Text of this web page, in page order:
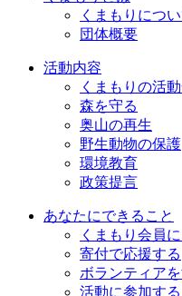
くまもりにつ
団体概要
活動内容
くまもりの活
森を守る
奥山の再生
野生動物の保護
環境教育
政策提言
あなたにできること
くまもり会員
寄付で応援する
ボランティア
活動に参加する